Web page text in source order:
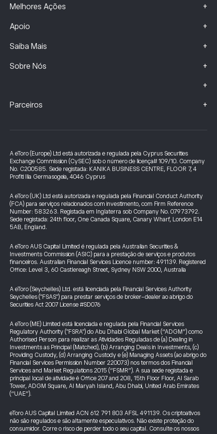
Melhores Ações +
Apoio +
Saiba Mais +
Sobre Nós +
+
Parceiros +
A eToro (Europe) Ltd está autorizada e regulada pela Cyprus Securities
Exchange Commission (CySEC) sob o número de licença# 109/10. Company
No. C200585. Sede registada: KANIKA BUSINESS CENTRE, FLOOR 7, 4
Profiti Ilia Germasogeia, 4046 Cyprus
A eToro (UK) Ltd está autorizada e regulada pela Financial Conduct Authority
(FCA) para serviços relacionados com investimento, com Firm Reference
Number: 583263. Registada em Inglaterra sob Company No. 07973792.
Sede registada: 24th floor, One Canada Square, Canary Wharf, London E14
5AB, England.
A eToro AUS Capital Limited é regulada pela Australian Securities &
Investments Commission (ASIC) para a prestação de serviços e produtos
financeiros. Australian Financial Services Licence number: 491139. Registered
Office: Level 3, 60 Castlereagh Street, Sydney NSW 2000, Australia
A eToro (Seychelles) Ltd. está licenciada pela Financial Services Authority
Seychelles ("FSAS") para prestar serviços de broker-dealer ao abrigo do
Securities Act 2007 License #SD076
A eToro (ME) Limited está licenciada e regulada pela Financial Services
Regulatory Authority ("FSRA") do Abu Dhabi Global Market (“ADGM”) como
Authorised Person para realizar as Atividades Reguladas de (a) Dealing in
Investments as Principal (Matched), (b) Arranging Deals in Investments, (c)
Providing Custody, (d) Arranging Custody e (e) Managing Assets (ao abrigo do
Financial Services Permission Number 220073) nos termos dos Financial
Services and Market Regulations 2015 (“FSMR”). A sua sede registada e
principal local de atividade é Office 207 and 208, 15th Floor Floor, Al Sarab
Tower, ADGM Square, Al Maryah Island, Abu Dhabi, United Arab Emirates
(“UAE”).
eToro AUS Capital Limited ACN 612 791 803 AFSL 491139. Os criptoativos
não são regulados e são altamente especulativos. Não existe proteção do
consumidor. Corre o risco de perder todo o seu capital. Consulte os nossos